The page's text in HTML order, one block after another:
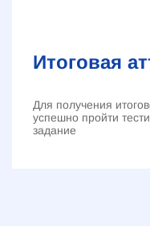
Итоговая
Для получения
успешно пройти
задание